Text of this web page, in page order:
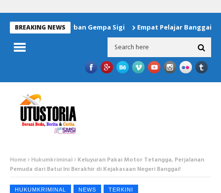
BREAKING NEWS
Untuk Korban Gempa Sigi Empat Pelajar Banggai
Home Hukumkriminal Keluyuran Pakai Motor Tetangga, Perjalanan
Pemuda dari Batui Ini Berakhir di Kejakasaan Negeri Banggai!
HUKUMKRIMINAL NEWS TERKINI